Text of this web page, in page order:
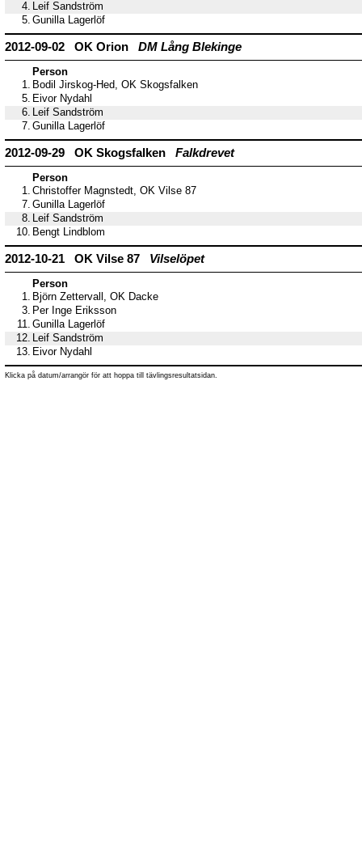
4. Leif Sandström
5. Gunilla Lagerlöf
2012-09-02 OK Orion DM Lång Blekinge
Person
1. Bodil Jirskog-Hed, OK Skogsfalken
5. Eivor Nydahl
6. Leif Sandström
7. Gunilla Lagerlöf
2012-09-29 OK Skogsfalken Falkdrevet
Person
1. Christoffer Magnstedt, OK Vilse 87
7. Gunilla Lagerlöf
8. Leif Sandström
10. Bengt Lindblom
2012-10-21 OK Vilse 87 Vilselöpet
Person
1. Björn Zettervall, OK Dacke
3. Per Inge Eriksson
11. Gunilla Lagerlöf
12. Leif Sandström
13. Eivor Nydahl
Klicka på datum/arrangör för att hoppa till tävlingsresultatsidan.